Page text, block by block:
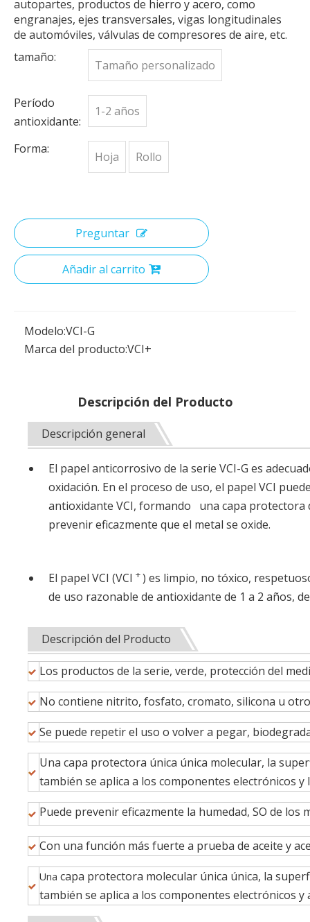
autopartes, productos de hierro y acero, como
engranajes, ejes transversales, vigas longitudinales
de automóviles, válvulas de compresores de aire, etc.
tamaño:
Tamaño personalizado
Período
antioxidante:
1-2 años
Forma:
Hoja Rollo
Preguntar
Añadir al carrito
Modelo:VCI-G
Marca del producto:VCI+
Descripción del Producto
Descripción general
El papel anticorrosivo de la serie VCI-G es
oxidación. En el proceso de uso, el papel VCI
antioxidante VCI, formando una capa protectora
prevenir eficazmente que el metal se oxide.
El papel VCI (VCI +) es limpio, no tóxico,
de uso razonable de antioxidante de 1 a 2 años,
Descripción del Producto
Los productos de la serie, verde, protección del
No contiene nitrito, fosfato, cromato, silicona u
Se puede repetir el uso o volver a pegar,
Una capa protectora única única molecular, la
también se aplica a los componentes electrónicos
Puede prevenir eficazmente la humedad, SO de los
Con una función más fuerte a prueba de aceite y
Una capa protectora molecular única única, la
también se aplica a los componentes electrónicos